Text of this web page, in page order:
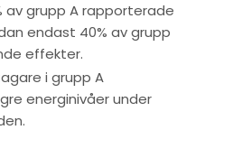
av grupp A rapporterade
endast 40% av grupp
effekter.
i grupp A
energinivåer under